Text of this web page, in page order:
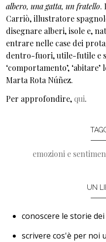
albero, una gatta, un fratello.
Carriò, illustratore
disegnare alberi, isole e,
entrare nelle case dei
dentro-fuori, utile-futile e
‘comportamento’,
Marta Rota Núñez.
Per approfondire, qui.
emozioni e
UN
conoscere le storie
scrivere cos'è per noi